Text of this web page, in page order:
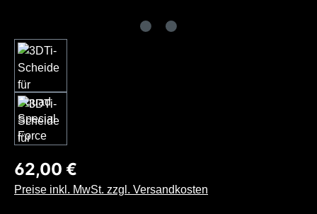
Regulärer Preis:
62,00 €
Preise inkl. MwSt. zzgl. Versandkosten